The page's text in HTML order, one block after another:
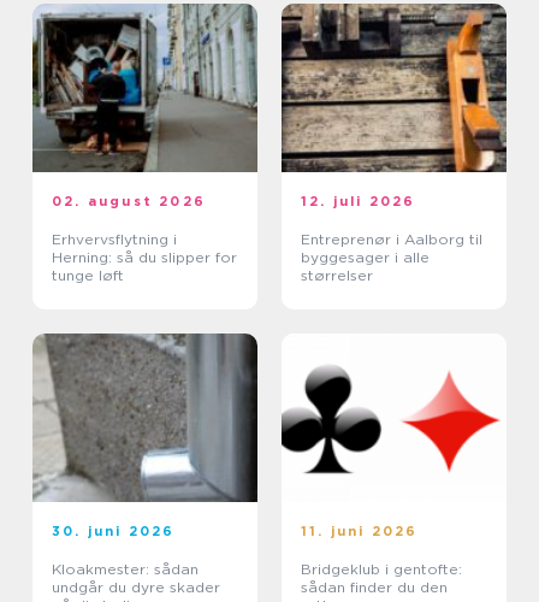
02. august 2026
Erhvervsflytning i
Herning: så du slipper for
tunge løft
12. juli 2026
Entreprenør i Aalborg til
byggesager i alle
størrelser
30. juni 2026
Kloakmester: sådan
undgår du dyre skader
11. juni 2026
Bridgeklub i gentofte:
sådan finder du den